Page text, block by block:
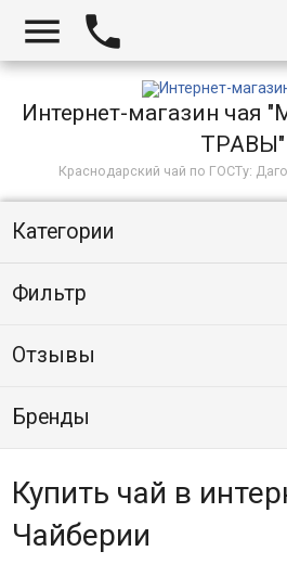
 
Интернет-магазин
ТРАВЫ"
Краснодарский чай по ГОСТу:
Категории
Фильтр
Отзывы
Бренды
Купить чай в
Чайберии